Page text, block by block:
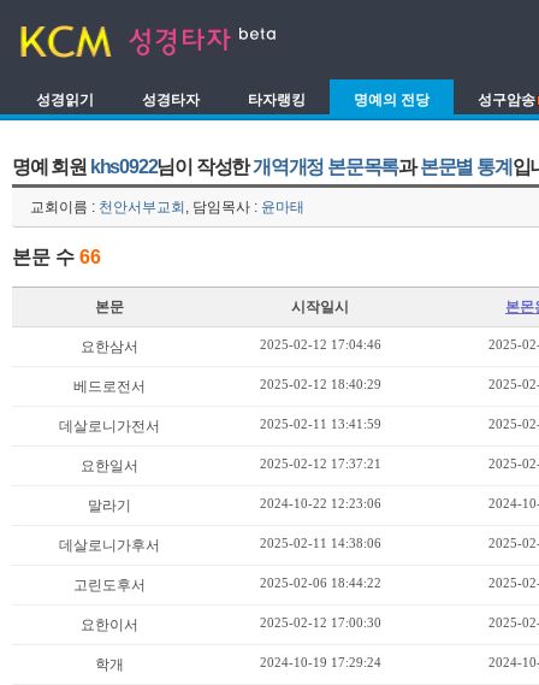
성경읽기 성경타자 타자랭킹 명예의 전당 성구암송
명예 회원 khs0922님이 작성한개역개정 본문목록과본문별 통계 입
교회이름 : 천안서부교회 , 담임목사 : 윤마태
본문 수 66
본문 시작일시 본몬
요한삼서 2025-02-12 17:04:46 2025-
베드로전서 2025-02-12 18:40:29 2025-
데살로니가전서 2025-02-11 13:41:59 2025-
요한일서 2025-02-12 17:37:21 2025-
말라기 2024-10-22 12:23:06 2024-
데살로니가후서 2025-02-11 14:38:06 2025-
고린도후서 2025-02-06 18:44:22 2025-
요한이서 2025-02-12 17:00:30 2025-
학개 2024-10-19 17:29:24 2024-